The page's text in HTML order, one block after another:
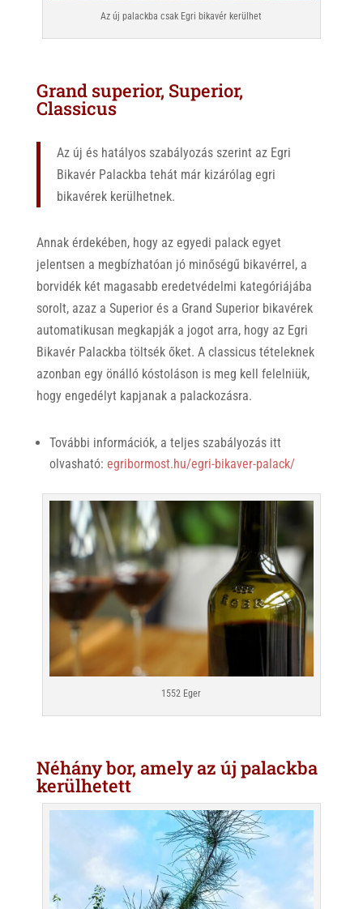
Az új palackba csak Egri bikavér kerülhet
Grand superior, Superior,
Classicus
Az új és hatályos szabályozás szerint az Egri
Bikavér Palackba tehát már kizárólag egri
bikavérek kerülhetnek.
Annak érdekében, hogy az egyedi palack egyet
jelentsen a megbízhatóan jó minőségű bikavérrel, a
borvidék két magasabb eredetvédelmi kategóriájába
sorolt, azaz a Superior és a Grand Superior bikavérek
automatikusan megkapják a jogot arra, hogy az Egri
Bikavér Palackba töltsék őket. A classicus tételeknek
azonban egy önálló kóstoláson is meg kell felelniük,
hogy engedélyt kapjanak a palackozásra.
További információk, a teljes szabályozás itt
olvasható: egribormost.hu/egri-bikaver-palack/
1552 Eger
Néhány bor, amely az új palackba
kerülhetett